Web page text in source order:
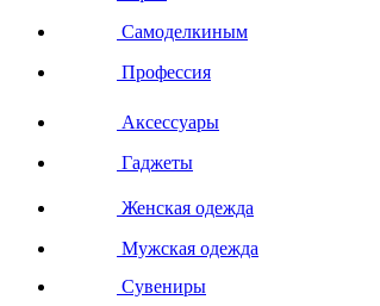
Самоделкиным
Профессия
Аксессуары
Гаджеты
Женская одежда
Мужская одежда
Сувениры